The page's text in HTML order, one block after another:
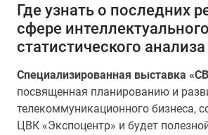
Где узнать о последних
сфере
статистического анализа
Специализированная выставка
посвященная планированию и
телекоммуникационного бизнеса,
ЦВК «Экспоцентр» и будет